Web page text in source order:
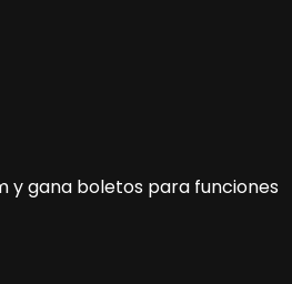
y gana boletos para funciones